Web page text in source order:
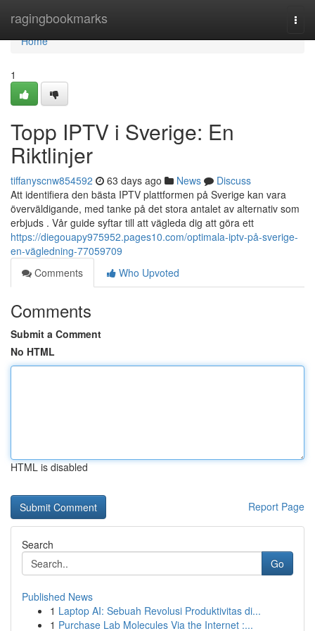
ragingbookmarks
Home
Home
1
Topp IPTV i Sverige: En
Riktlinjer
tiffanyscnw854592 63 days ago News
Discuss
Att identifiera den bästa IPTV plattformen på Sverige kan vara
överväldigande, med tanke på det stora antalet av alternativ som
erbjuds . Vår guide syftar till att vägleda dig att göra ett
https://diegouapy975952.pages10.com/optimala-iptv-på-sverige-
en-vägledning-77059709
Comments
Who Upvoted
Comments
Submit a Comment
No HTML
HTML is disabled
Report Page
Search
Go
Published News
1 Laptop AI: Sebuah Revolusi Produktivitas di...
1 Purchase Lab Molecules Via the Internet :...